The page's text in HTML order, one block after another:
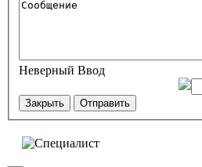
Неверный Ввод
Закрыть Отправить